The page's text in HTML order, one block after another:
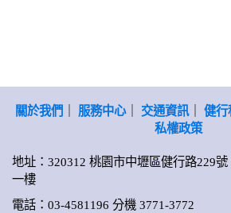
關於我們 服務中心｜ 交通資訊｜ 健行
私權政策
地址：320312 桃園市中壢區健行路229
一樓
電話：03-4581196 分機 3771-3772